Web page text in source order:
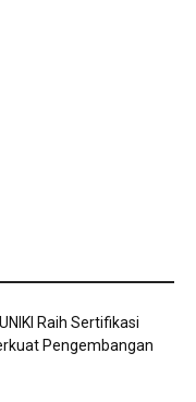
Raih Sertifikasi
Pengembangan